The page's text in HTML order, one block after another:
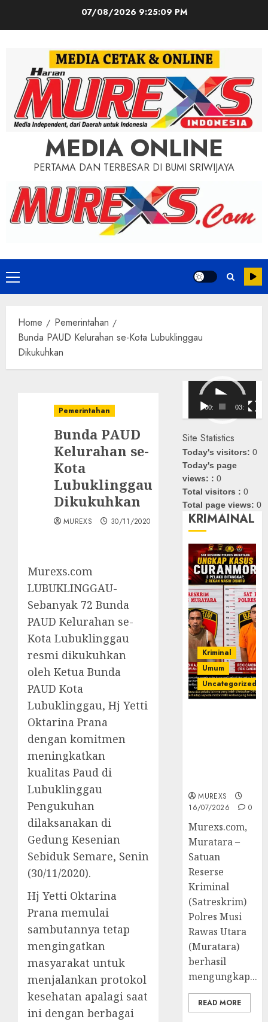
07/08/20269:25:11 PM
MEDIA ONLINE
PERTAMA DAN TERBESAR DI BUMI SRIWIJAYA
Primary
Menu
Home
Pemerintahan
Bunda PAUD Kelurahan se-Kota Lubuklinggau
Dikukuhkan
Pemerintahan
Bunda PAUD
Kelurahan se-
Kota
Lubuklinggau
Dikukuhkan
MUREXS 30/11/2020
Murexs.com
LUBUKLINGGAU-
Sebanyak 72 Bunda
PAUD Kelurahan se-
Kota Lubuklinggau
resmi dikukuhkan
oleh Ketua Bunda
PAUD Kota
Lubuklinggau, Hj Yetti
Oktarina Prana
dengan komitmen
meningkatkan
kualitas Paud di
Lubuklinggau
Pengukuhan
dilaksanakan di
Gedung Kesenian
Sebiduk Semare, Senin
(30/11/2020).
Hj Yetti Oktarina
Prana memulai
sambutannya tetap
mengingatkan
masyarakat untuk
menjalankan protokol
kesehatan apalagi saat
ini dengan berbagai
Pemutar
Video
00:00 03:08
Site Statistics
Today's visitors:0
Today's page
views: :0
Total visitors :0
Total page views:0
KRIMAINAL
Kriminal
Umum
Uncategorized
MUREXS
16/07/2026
0
Murexs.com,
Muratara –
Satuan
Reserse
Kriminal
(Satreskrim)
Polres Musi
Rawas Utara
(Muratara)
berhasil
mengungkap...
READ MORE